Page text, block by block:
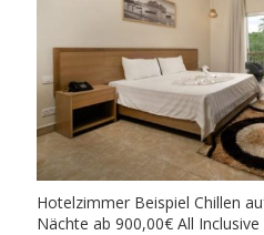
Hotelzimmer Beispiel Chillen
Nächte ab 900,00€ All